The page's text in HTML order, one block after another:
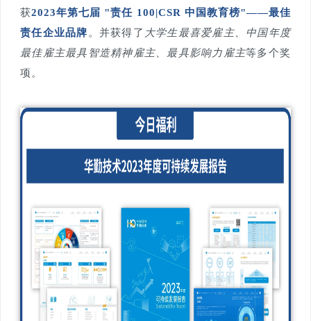
获2023年第七届 "责任 100|CSR 中国教育榜"——最佳
责任企业品牌。并获得了 大学生最喜爱雇主、中国年度
最佳雇主最具智造精神雇主、最具影响力雇主等多个奖
项。